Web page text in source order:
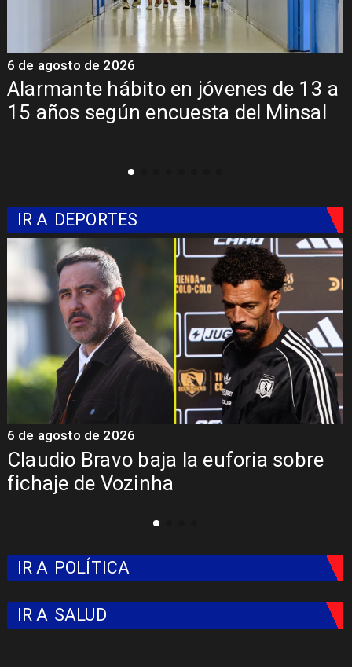
Aprueban creación del Parque
Sebastián Piñera con inversión de $4
6 de agosto de 2026
IR A DEPORTES
Presentación de Vozinha en Colo
Colo: Fecha, Estadio y Contrato
5 de agosto de 2026
IR A POLÍTICA
IR A SALUD